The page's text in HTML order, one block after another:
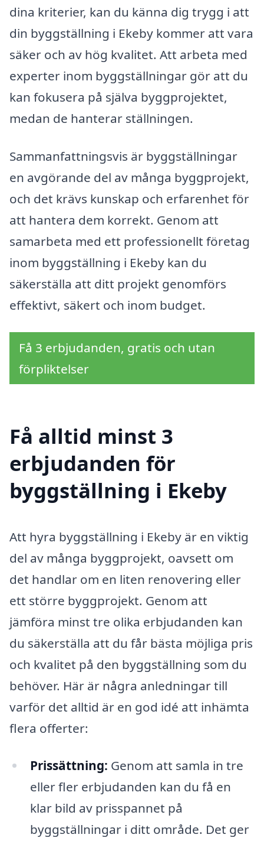
dina kriterier, kan du känna dig trygg i att
din byggställning i Ekeby kommer att vara
säker och av hög kvalitet. Att arbeta med
experter inom byggställningar gör att du
kan fokusera på själva byggprojektet,
medan de hanterar ställningen.
Sammanfattningsvis är byggställningar
en avgörande del av många byggprojekt,
och det krävs kunskap och erfarenhet för
att hantera dem korrekt. Genom att
samarbeta med ett professionellt företag
inom byggställning i Ekeby kan du
säkerställa att ditt projekt genomförs
effektivt, säkert och inom budget.
Få 3 erbjudanden, gratis och utan
förpliktelser
Få alltid minst 3
erbjudanden för
byggställning i Ekeby
Att hyra byggställning i Ekeby är en viktig
del av många byggprojekt, oavsett om
det handlar om en liten renovering eller
ett större byggprojekt. Genom att
jämföra minst tre olika erbjudanden kan
du säkerställa att du får bästa möjliga pris
och kvalitet på den byggställning som du
behöver. Här är några anledningar till
varför det alltid är en god idé att inhämta
flera offerter:
Prissättning: Genom att samla in tre
eller fler erbjudanden kan du få en
klar bild av prisspannet på
byggställningar i ditt område. Det ger